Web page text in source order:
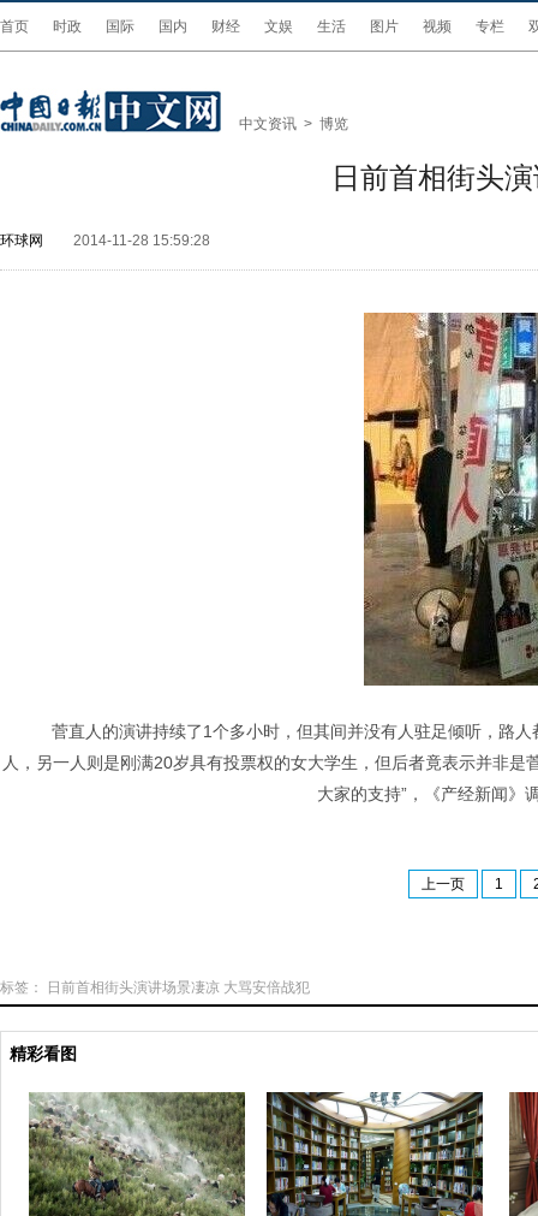
首页 时政 国际 国内 财经 文娱 生活 图片 视频 专栏
中文资讯 > 博览
日前首相街头
环球网 2014-11-28 15:59:28
菅直人的演讲持续了1个多小时，但其间并没有人驻足倾听，路
人，另一人则是刚满20岁具有投票权的女大学生，但后者竟表示并非
大家的支持”，《产经新闻》
上一页 1
标签： 日前首相街头演讲场景凄凉 大骂安倍战犯
精彩看图